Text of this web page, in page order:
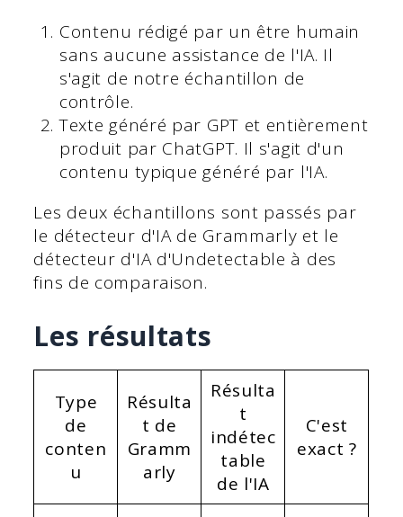
Contenu rédigé par un être humain
sans aucune assistance de l'IA. Il
s'agit de notre échantillon de
contrôle.
Texte généré par GPT et entièrement
produit par ChatGPT. Il s'agit d'un
contenu typique généré par l'IA.
Les deux échantillons sont passés par
le détecteur d'IA de Grammarly et le
détecteur d'IA d'Undetectable à des
fins de comparaison.
Les résultats
Type
de
conten
u
Résulta
t de
Gramm
arly
Résulta
t
indétec
table
de l'IA
C'est
exact ?